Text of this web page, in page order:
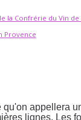
la Confrérie du Vin de
Provence
qu'on appellera
lignes. Les